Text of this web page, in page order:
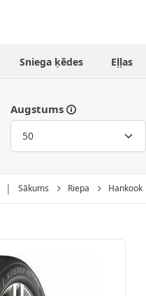
Sniega ķēdes Eļļas
Augstums
Sākums Riepa Hankook